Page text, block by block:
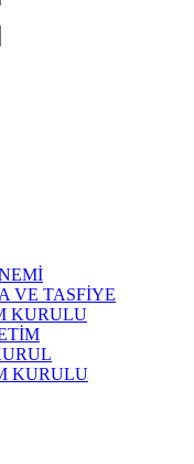
VE TASFİYE
KURULU
KURULU